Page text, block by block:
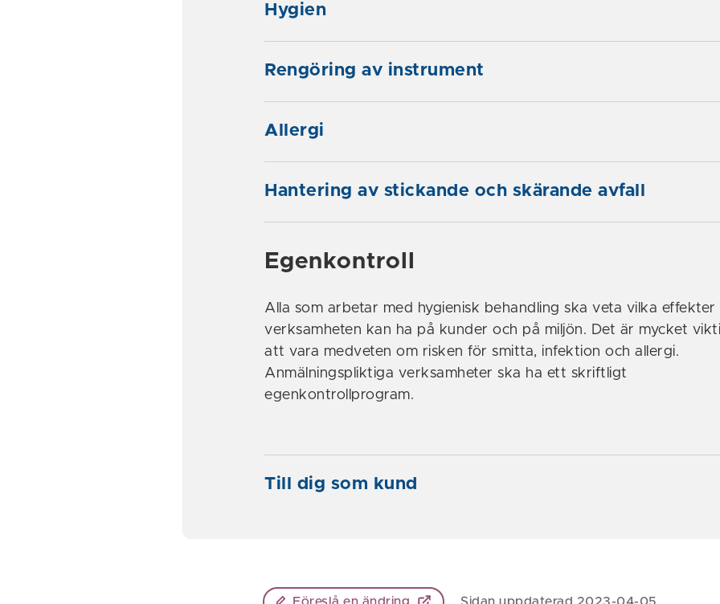
Hygien
Rengöring av instrument
Allergi
Hantering av stickande och skärande avfall
Egenkontroll
Alla som arbetar med hygienisk behandling ska veta vilka effekter
verksamheten kan ha på kunder och på miljön. Det är mycket
att vara medveten om risken för smitta, infektion och allergi.
Anmälningspliktiga verksamheter ska ha ett skriftligt
egenkontrollprogram.
Till dig som kund